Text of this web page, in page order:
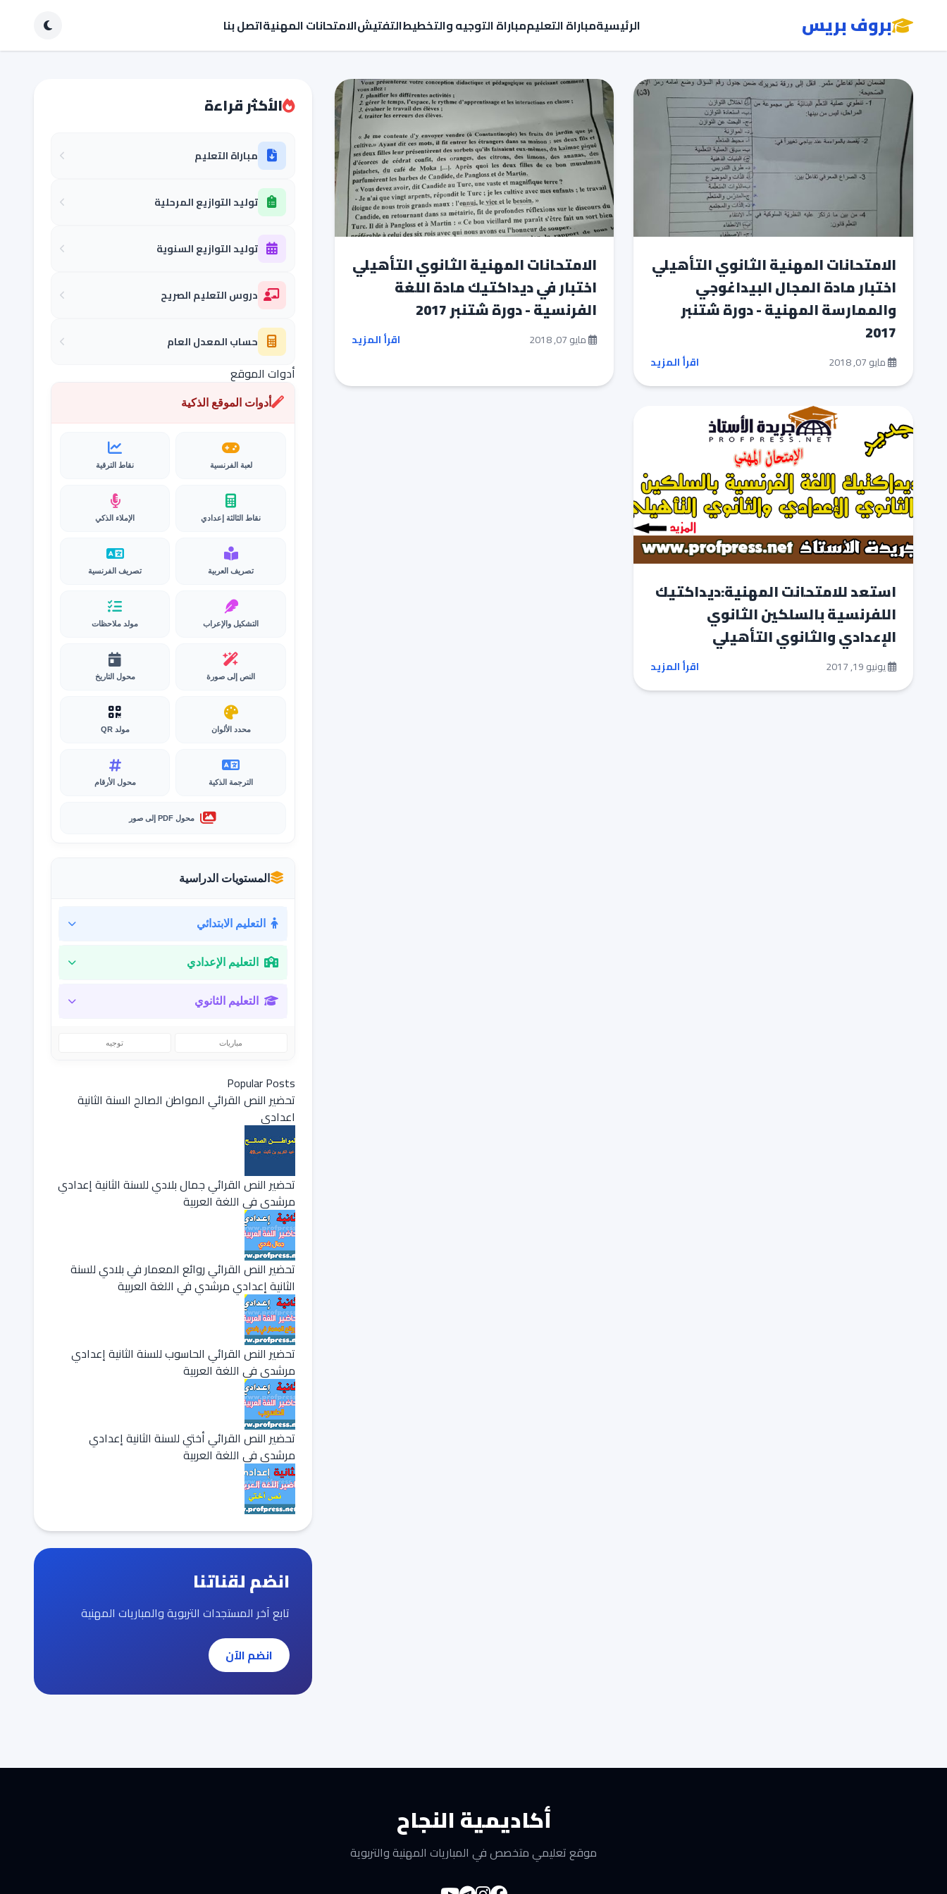
بروف بريس الرئيسيةمباراة التعليممباراة التوجيه والتخطيطالتفتيشالامتحانات المهنيةاتصل بنا
الامتحانات المهنية الثانوي التأهيلي
اختبار مادة المجال البيداغوجي
والممارسة المهنية - دورة شتنبر
2017
مايو 07, 2018 اقرأ المزيد
الامتحانات المهنية الثانوي التأهيلي
اختبار في ديداكتيك مادة اللغة
الفرنسية - دورة شتنبر 2017
مايو 07, 2018 اقرأ المزيد
استعد للامتحانت المهنية:ديداكتيك
اللفرنسية بالسلكين الثانوي
الإعدادي والثانوي التأهيلي
يونيو 19, 2017 اقرأ المزيد
الأكثر قراءة
مباراة التعليم
توليد التوازيع المرحلية
توليد التوازيع السنوية
دروس التعليم الصريح
حساب المعدل العام
أدوات الموقع
أدوات الموقع الذكية
لعبة الفرنسية نقاط الترقية
نقاط الثالثة إعدادي الإملاء الذكي
تصريف العربية تصريف الفرنسية
التشكيل والإعراب مولد ملاحظات
النص إلى صورة محول التاريخ
محدد الألوان مولد QR
الترجمة الذكية محول الأرقام
محول PDF إلى صور
المستويات الدراسية
التعليم الابتدائي
التعليم الإعدادي
التعليم الثانوي
مباريات توجيه
Popular Posts
تحضير النص القرائي المواطن الصالح السنة الثانية
اعدادي
تحضير النص القرائي جمال بلادي للسنة الثانية إعدادي
مرشدي في اللغة العربية
تحضير النص القرائي روائع المعمار في بلادي للسنة
الثانية إعدادي مرشدي في اللغة العربية
تحضير النص القرائي الحاسوب للسنة الثانية إعدادي
مرشدي في اللغة العربية
تحضير النص القرائي أختي للسنة الثانية إعدادي
مرشدي في اللغة العربية
انضم لقناتنا
تابع آخر المستجدات التربوية والمباريات المهنية
انضم الآن
أكاديمية النجاح
موقع تعليمي متخصص في المباريات المهنية والتربوية